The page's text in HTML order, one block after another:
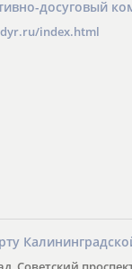
досуговый
index.html